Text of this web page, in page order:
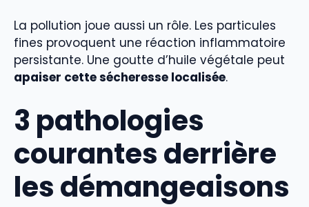
La pollution joue aussi un rôle. Les particules
fines provoquent une réaction inflammatoire
persistante. Une goutte d’huile végétale peut
apaiser cette sécheresse localisée.
3 pathologies
courantes derrière
les démangeaisons